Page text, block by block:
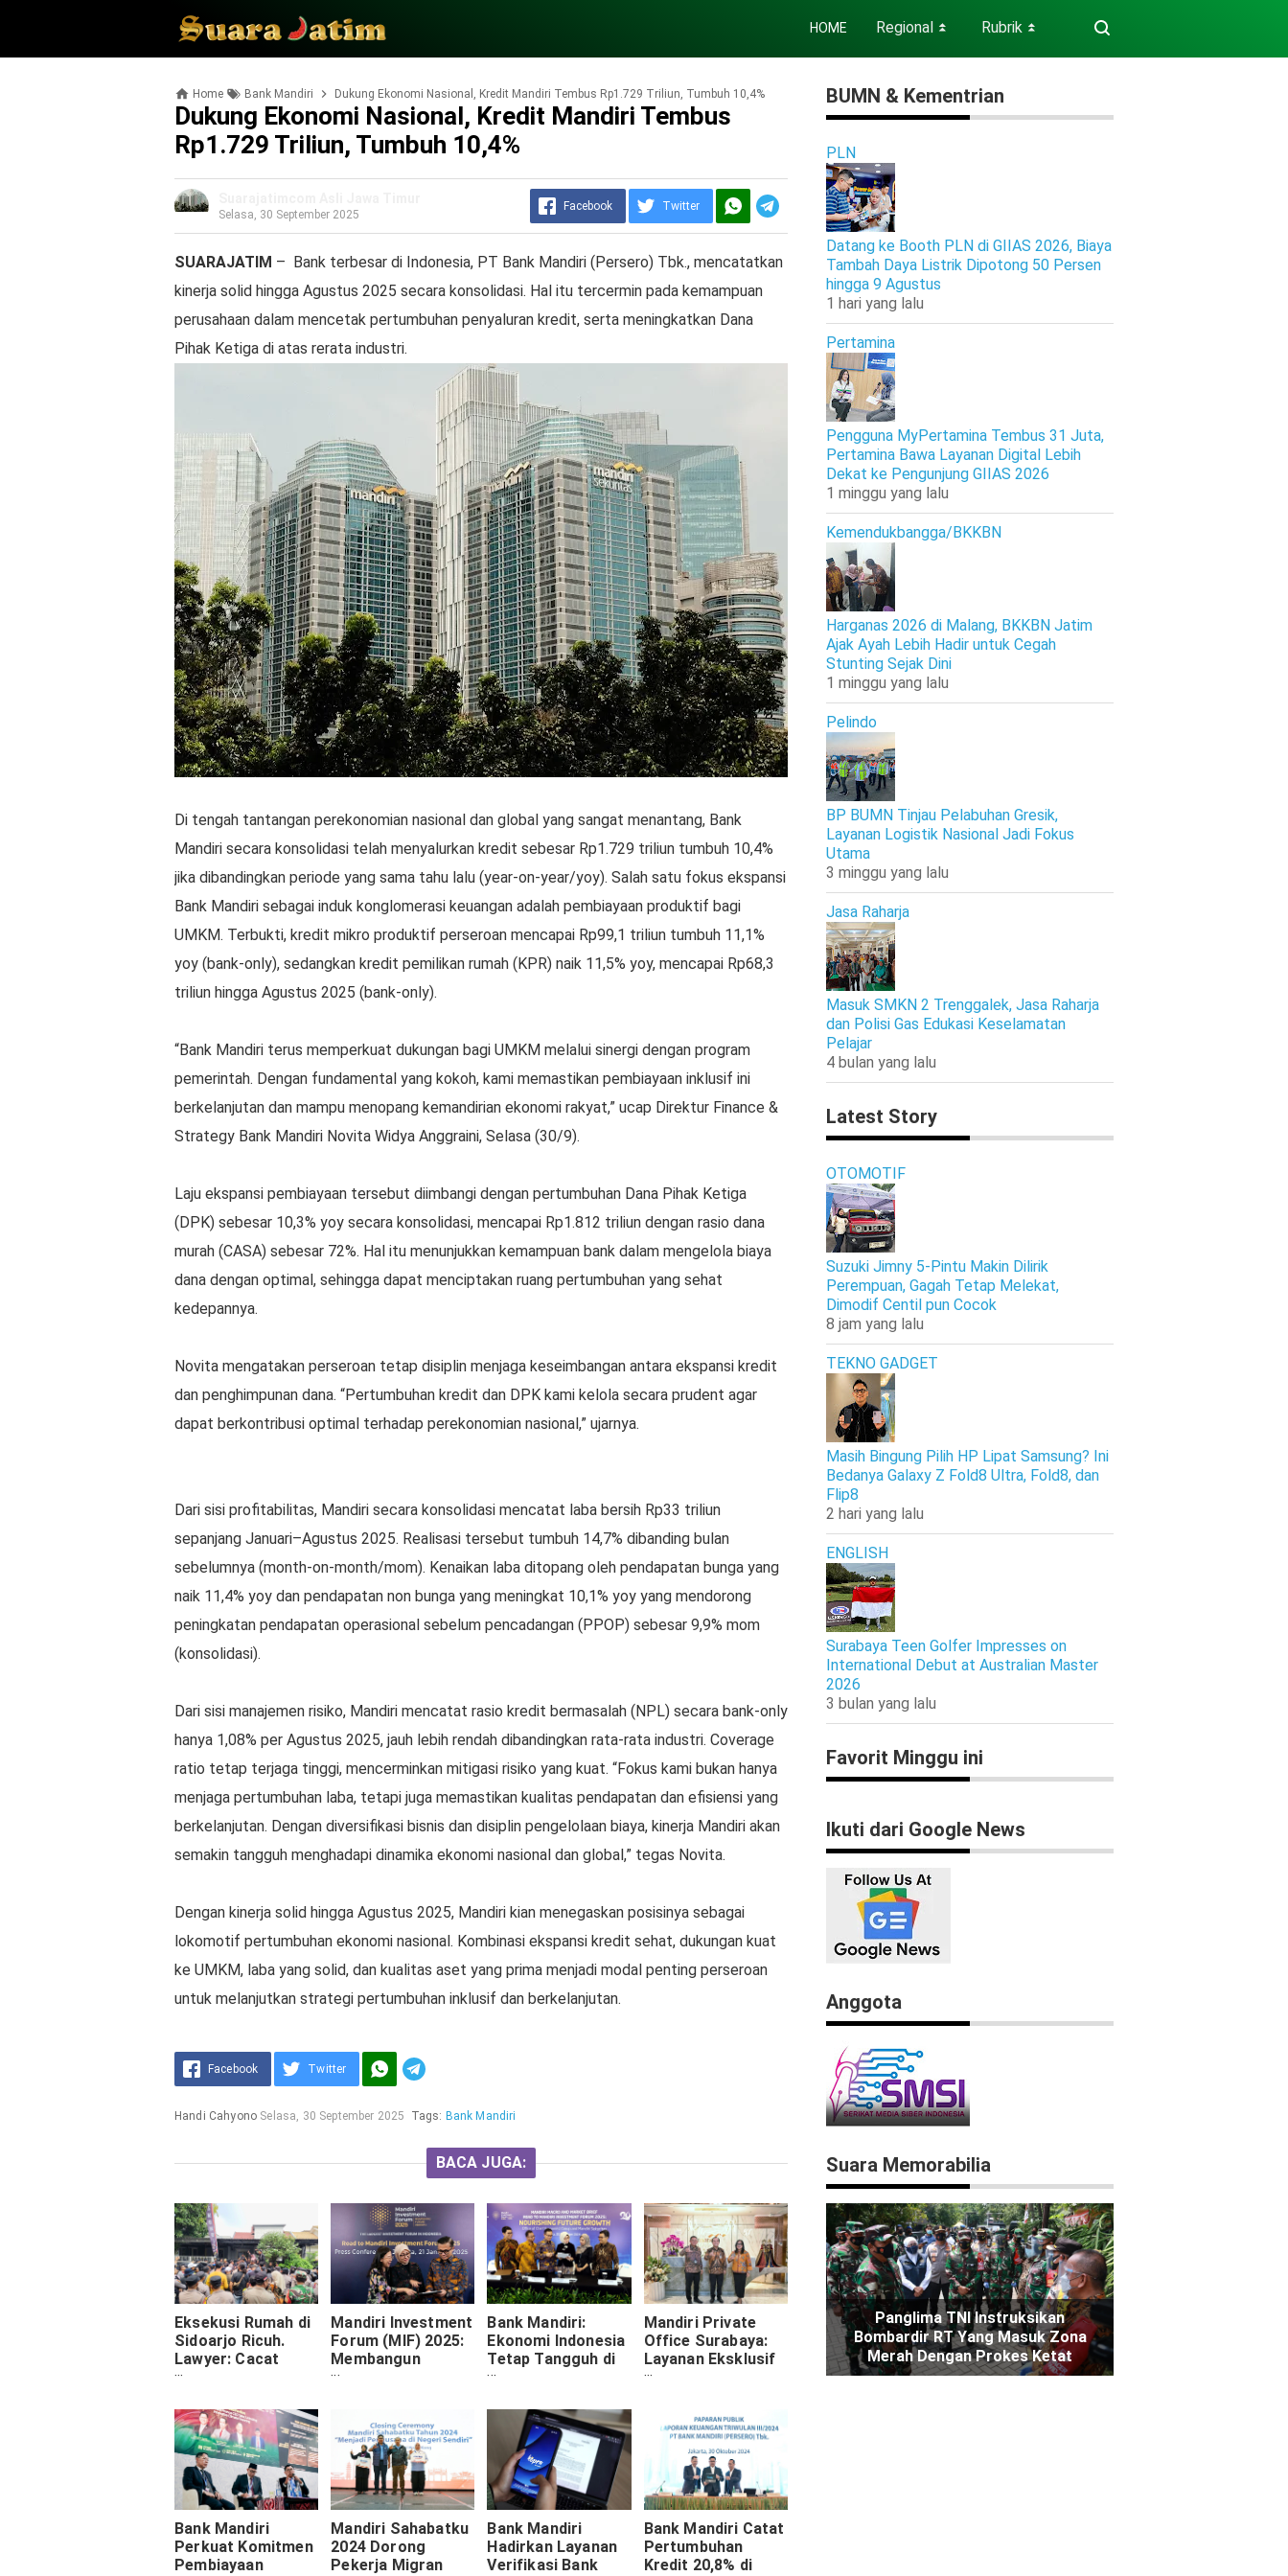
HOME Regional ⏬ Rubrik ⏬
Home Bank Mandiri Dukung Ekonomi Nasional, Kredit Mandiri Tembus Rp1.729 Triliun, Tumbuh 10,4%
Dukung Ekonomi Nasional, Kredit Mandiri Tembus
Rp1.729 Triliun, Tumbuh 10,4%
Selasa, 30 September 2025
Facebook Twitter
SUARAJATIM – Bank terbesar di Indonesia, PT Bank Mandiri (Persero) Tbk., mencatatkan
kinerja solid hingga Agustus 2025 secara konsolidasi. Hal itu tercermin pada kemampuan
perusahaan dalam mencetak pertumbuhan penyaluran kredit, serta meningkatkan Dana
Pihak Ketiga di atas rerata industri.
Di tengah tantangan perekonomian nasional dan global yang sangat menantang, Bank
Mandiri secara konsolidasi telah menyalurkan kredit sebesar Rp1.729 triliun tumbuh 10,4%
jika dibandingkan periode yang sama tahu lalu (year-on-year/yoy). Salah satu fokus ekspansi
Bank Mandiri sebagai induk konglomerasi keuangan adalah pembiayaan produktif bagi
UMKM. Terbukti, kredit mikro produktif perseroan mencapai Rp99,1 triliun tumbuh 11,1%
yoy (bank-only), sedangkan kredit pemilikan rumah (KPR) naik 11,5% yoy, mencapai Rp68,3
triliun hingga Agustus 2025 (bank-only).
“Bank Mandiri terus memperkuat dukungan bagi UMKM melalui sinergi dengan program
pemerintah. Dengan fundamental yang kokoh, kami memastikan pembiayaan inklusif ini
berkelanjutan dan mampu menopang kemandirian ekonomi rakyat,” ucap Direktur Finance &
Strategy Bank Mandiri Novita Widya Anggraini, Selasa (30/9).
Laju ekspansi pembiayaan tersebut diimbangi dengan pertumbuhan Dana Pihak Ketiga
(DPK) sebesar 10,3% yoy secara konsolidasi, mencapai Rp1.812 triliun dengan rasio dana
murah (CASA) sebesar 72%. Hal itu menunjukkan kemampuan bank dalam mengelola biaya
dana dengan optimal, sehingga dapat menciptakan ruang pertumbuhan yang sehat
kedepannya.
Novita mengatakan perseroan tetap disiplin menjaga keseimbangan antara ekspansi kredit
dan penghimpunan dana. “Pertumbuhan kredit dan DPK kami kelola secara prudent agar
dapat berkontribusi optimal terhadap perekonomian nasional,” ujarnya.
Dari sisi profitabilitas, Mandiri secara konsolidasi mencatat laba bersih Rp33 triliun
sepanjang Januari–Agustus 2025. Realisasi tersebut tumbuh 14,7% dibanding bulan
sebelumnya (month-on-month/mom). Kenaikan laba ditopang oleh pendapatan bunga yang
naik 11,4% yoy dan pendapatan non bunga yang meningkat 10,1% yoy yang mendorong
peningkatan pendapatan operasional sebelum pencadangan (PPOP) sebesar 9,9% mom
(konsolidasi).
Dari sisi manajemen risiko, Mandiri mencatat rasio kredit bermasalah (NPL) secara bank-only
hanya 1,08% per Agustus 2025, jauh lebih rendah dibandingkan rata-rata industri. Coverage
ratio tetap terjaga tinggi, mencerminkan mitigasi risiko yang kuat. “Fokus kami bukan hanya
menjaga pertumbuhan laba, tetapi juga memastikan kualitas pendapatan dan efisiensi yang
berkelanjutan. Dengan diversifikasi bisnis dan disiplin pengelolaan biaya, kinerja Mandiri akan
semakin tangguh menghadapi dinamika ekonomi nasional dan global,” tegas Novita.
Dengan kinerja solid hingga Agustus 2025, Mandiri kian menegaskan posisinya sebagai
lokomotif pertumbuhan ekonomi nasional. Kombinasi ekspansi kredit sehat, dukungan kuat
ke UMKM, laba yang solid, dan kualitas aset yang prima menjadi modal penting perseroan
untuk melanjutkan strategi pertumbuhan inklusif dan berkelanjutan.
Facebook Twitter
Handi Cahyono Selasa, 30 September 2025 Tags: Bank Mandiri
BACA JUGA:
Eksekusi Rumah di
Sidoarjo Ricuh.
Lawyer: Cacat
Hukum dalam
Mandiri
Mandiri Investment
Forum (MIF) 2025:
Membangun
Optimisme
Bank Mandiri:
Ekonomi Indonesia
Tetap Tangguh di
Tengah Volatilitas
Tumbuh 5% Akhir
2024
Mandiri Private
Office Surabaya:
Layanan Eksklusif
Bank Mandiri untuk
Bank Mandiri
Perkuat Komitmen
Pembiayaan
Mandiri Sahabatku
2024 Dorong
Pekerja Migran
Bank Mandiri
Hadirkan Layanan
Verifikasi Bank
Bank Mandiri Catat
Pertumbuhan
Kredit 20,8% di
BUMN & Kementrian
PLN
Datang ke Booth PLN di GIIAS 2026, Biaya
Tambah Daya Listrik Dipotong 50 Persen
hingga 9 Agustus
1 hari yang lalu
Pertamina
Pengguna MyPertamina Tembus 31 Juta,
Pertamina Bawa Layanan Digital Lebih
Dekat ke Pengunjung GIIAS 2026
1 minggu yang lalu
Kemendukbangga/BKKBN
Harganas 2026 di Malang, BKKBN Jatim
Ajak Ayah Lebih Hadir untuk Cegah
Stunting Sejak Dini
1 minggu yang lalu
Pelindo
BP BUMN Tinjau Pelabuhan Gresik,
Layanan Logistik Nasional Jadi Fokus
Utama
3 minggu yang lalu
Jasa Raharja
Masuk SMKN 2 Trenggalek, Jasa Raharja
dan Polisi Gas Edukasi Keselamatan
Pelajar
4 bulan yang lalu
Latest Story
OTOMOTIF
Suzuki Jimny 5-Pintu Makin Dilirik
Perempuan, Gagah Tetap Melekat,
Dimodif Centil pun Cocok
8 jam yang lalu
TEKNO GADGET
Masih Bingung Pilih HP Lipat Samsung? Ini
Bedanya Galaxy Z Fold8 Ultra, Fold8, dan
Flip8
2 hari yang lalu
ENGLISH
Surabaya Teen Golfer Impresses on
International Debut at Australian Master
2026
3 bulan yang lalu
Favorit Minggu ini
Ikuti dari Google News
Anggota
Suara Memorabilia
Panglima TNI Instruksikan
Bombardir RT Yang Masuk Zona
Merah Dengan Prokes Ketat